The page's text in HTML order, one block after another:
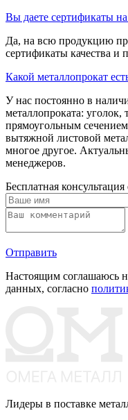
Вы даете сертификаты
Да, на всю продукцию
сертификаты качества и
Какой металлопрокат
У нас постоянно в
металлопроката:
прямоугольным
вытяжной листовой
многое другое.
менеджеров.
Бесплатная
Отправить
Настоящим соглашаюсь
данных, согласно
Лидеры в поставке